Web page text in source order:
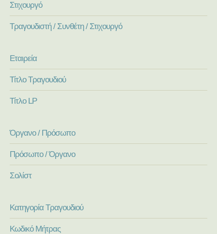
Στιχουργό
Τραγουδιστή / Συνθέτη / Στιχουργό
Εταιρεία
Τίτλο Τραγουδιού
Τίτλο LP
Όργανο / Πρόσωπο
Πρόσωπο / Όργανο
Σολίστ
Κατηγορία Τραγουδιού
Κωδικό Μήτρας